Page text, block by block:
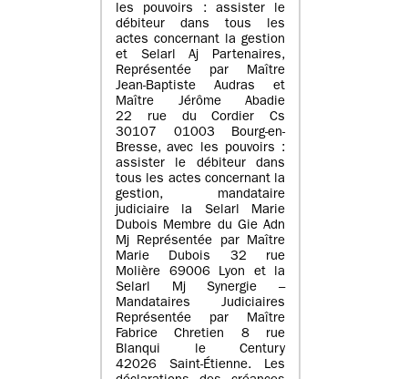
les pouvoirs : assister le
débiteur dans tous les
actes concernant la gestion
et Selarl Aj Partenaires,
Représentée par Maître
Jean-Baptiste Audras et
Maître Jérôme Abadie
22 rue du Cordier Cs
30107 01003 Bourg-en-
Bresse, avec les pouvoirs :
assister le débiteur dans
tous les actes concernant la
gestion, mandataire
judiciaire la Selarl Marie
Dubois Membre du Gie Adn
Mj Représentée par Maître
Marie Dubois 32 rue
Molière 69006 Lyon et la
Selarl Mj Synergie –
Mandataires Judiciaires
Représentée par Maître
Fabrice Chretien 8 rue
Blanqui le Century
42026 Saint-Étienne. Les